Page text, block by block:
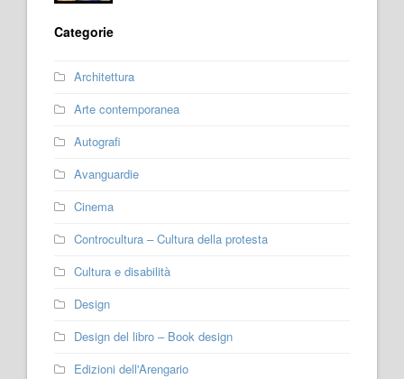
Categorie
Architettura
Arte contemporanea
Autografi
Avanguardie
Cinema
Controcultura – Cultura della protesta
Cultura e disabilità
Design
Design del libro – Book design
Edizioni dell'Arengario